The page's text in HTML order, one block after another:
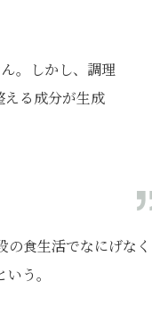
。しかし、調理
る成分が生成
食生活でなにげなく
う。